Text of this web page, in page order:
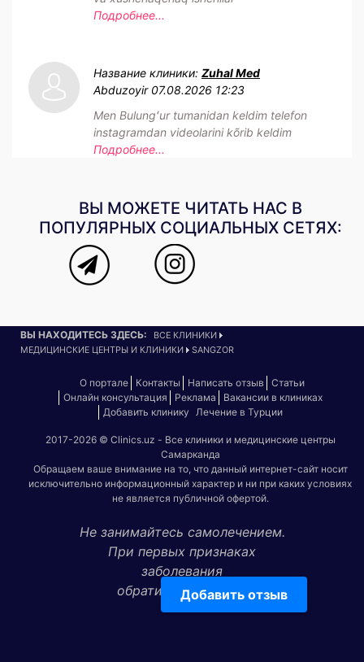
Добавить отзыв
Подробнее...
Название клиники: Zuhal Med
Abduzoyir 07.08.2026 12:23
Men Bulungʻur tumanidan keldim telefon
instagramdan videolarini kõrib keldim
Подробнее...
ВЫ МОЖЕТЕ ЧИТАТЬ НАС В
ПОПУЛЯРНЫХ СОЦИАЛЬНЫХ СЕТЯХ:
ВЫ НАХОДИТЕСЬ ЗДЕСЬ:
ВСЕ КЛИНИКИ
МЕДИЦИНСКИЕ ЦЕНТРЫ И КЛИНИКИ
SANGZOR
О портале Контакты Написать отзыв
Статьи
Онлайн консультация
Реклама
Вакансии в клиниках
Добавить клинику
Лечение в Турции
2017-2026 © Clinics.uz - Все клиники и медицинские центры
Самарканда
Обращаем ваше внимание на то, что данный интернет-сайт носит
исключительно информационный характер и ни при каких условиях
не является публичной офертой.
Не занимайтесь самолечением.
При первых признаках
заболевания
обратитесь к врачу!